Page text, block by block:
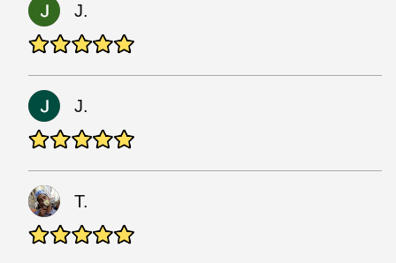
J.
J.
T.